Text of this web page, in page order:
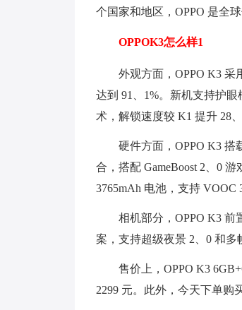
个国家和地区，OPPO 是全
OPPOK3怎么样1
外观方面，OPPO K3 采
达到 91、1%。新机支持护
术，解锁速度较 K1 提升 28
硬件方面，OPPO K3 搭
合，搭配 GameBoost 2、0
3765mAh 电池，支持 VOOC
相机部分，OPPO K3
案，支持超级夜景 2、0 和多
售价上，OPPO K3
2299 元。此外，今天下单购